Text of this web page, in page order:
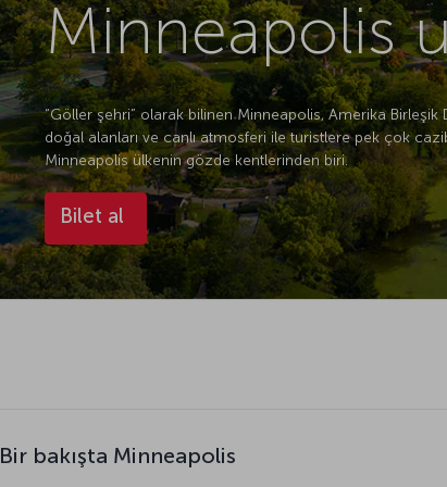
Minneapolis
“Göller şehri” olarak bilinen Minneapolis, Amerika
doğal alanları ve canlı atmosferi ile turistlere pek çok
Minneapolis ülkenin gözde kentlerinden biri.
Bilet al
Bir bakışta Minneapolis